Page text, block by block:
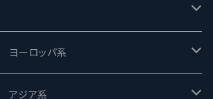
ちゅうブルーイング
-セカンドストーリー
ンタイムズ
ヨーロッパ系
ド
アジア系